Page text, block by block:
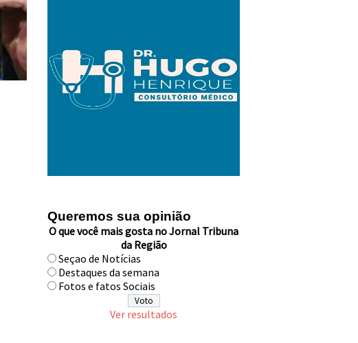
Queremos sua opinião
O que você mais gosta no Jornal Tribuna
da Região
Seçao de Notícias
Destaques da semana
Fotos e fatos Sociais
Ver resultados